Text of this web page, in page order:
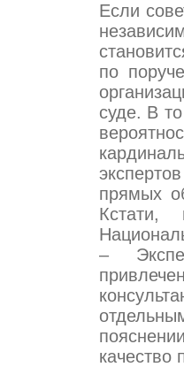
Если
по
суде. В
прямых
Кстати,
–
качество